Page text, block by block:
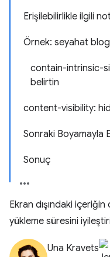
Erişilebilirlikle ilgili
Örnek: seyahat
contain-intrinsic-
belirtin
content-visibility:
Sonraki Boyamayla
Sonuç
Ekran dışındaki
yükleme süresini
Una Kravets